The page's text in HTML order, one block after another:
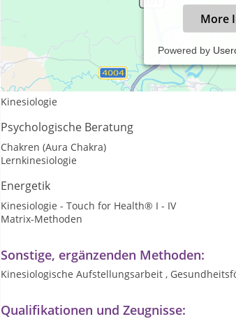
More
Powered by
Leistungsspektrum:
Traditionelle und komplementäre Medizin,
Kinesiologie
Psychologische Beratung
Chakren (Aura Chakra)
Lernkinesiologie
Energetik
Kinesiologie - Touch for Health® I - IV
Matrix-Methoden
Sonstige, ergänzenden Methoden:
Kinesiologische Aufstellungsarbeit ,
Qualifikationen und Zeugnisse: